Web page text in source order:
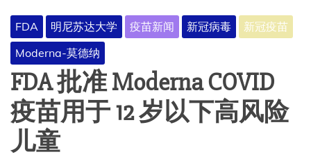
苗）
安
最
新
FDA 明尼苏达大学 疫苗新闻 新冠病毒
新冠疫苗
Moderna-莫德纳
FDA 批准 Moderna COVID
疫苗用于 12 岁以下高风险
儿童